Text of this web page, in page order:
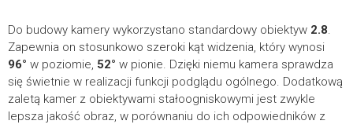
Do budowy kamery wykorzystano standardowy obiektyw 2.8.
Zapewnia on stosunkowo szeroki kąt widzenia, który wynosi
96° w poziomie, 52° w pionie. Dzięki niemu kamera sprawdza
się świetnie w realizacji funkcji podglądu ogólnego. Dodatkową
zaletą kamer z obiektywami stałoogniskowymi jest zwykle
lepsza jakość obraz, w porównaniu do ich odpowiedników z
PIX-POE8AT-2FE-PS
Kompaktowe